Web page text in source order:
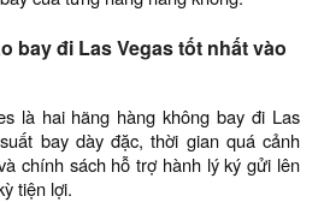
bay đi Las Vegas tốt nhất vào
là hai hãng hàng không bay đi Las
bay dày đặc, thời gian quá cảnh
chính sách hỗ trợ hành lý ký gửi lên
tiện lợi.